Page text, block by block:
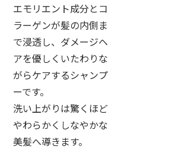
エモリエント成分とコ
ラーゲンが髪の内側ま
で浸透し、ダメージヘ
アを優しくいたわりな
がらケアするシャンプ
ーです。
洗い上がりは驚くほど
やわらかくしなやかな
美髪へ導きます。